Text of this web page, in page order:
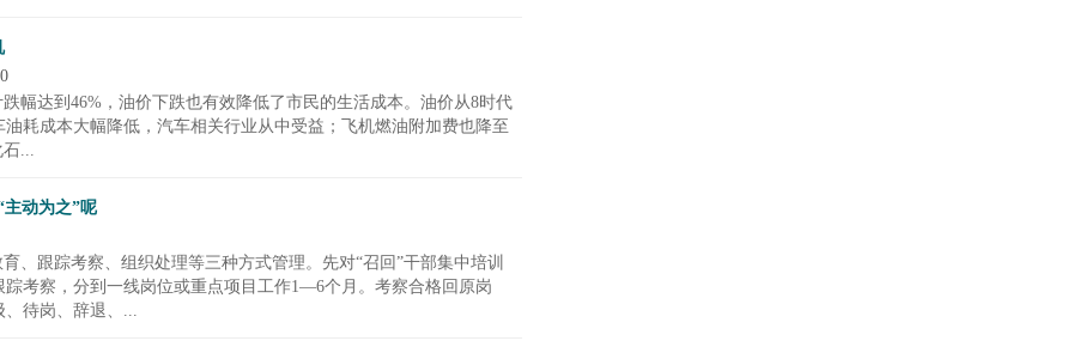
0
幅达到46%，油价下跌也有效降低了市民的生活成本。油价从8时代
耗成本大幅降低，汽车相关行业从中受益；飞机燃油附加费也降至
石...
主动为之”呢
、跟踪考察、组织处理等三种方式管理。先对“召回”干部集中培训
考察，分到一线岗位或重点项目工作1—6个月。考察合格回原岗
待岗、辞退、...